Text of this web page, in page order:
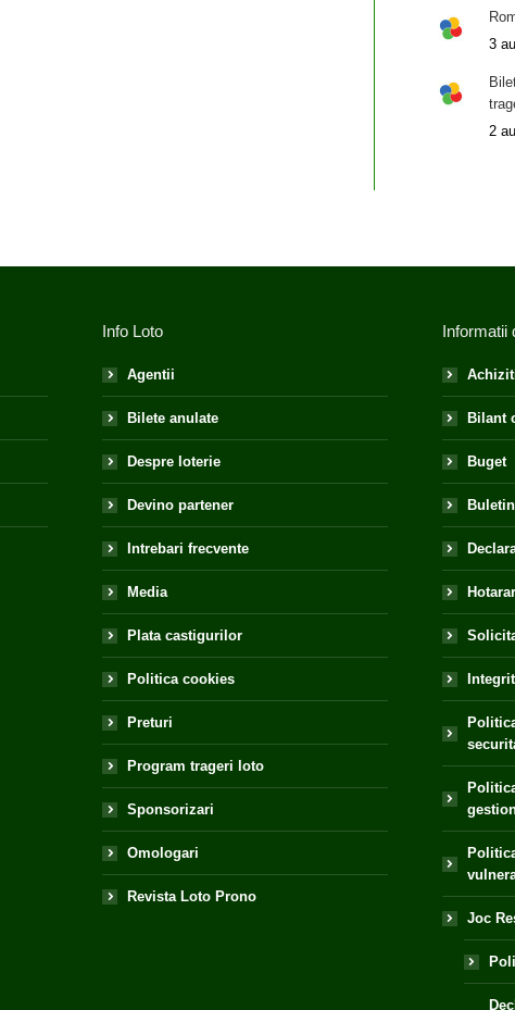
3
2
Info Loto
Agentii
Bilete anulate
Despre loterie
Devino partener
Intrebari frecvente
Media
Plata castigurilor
Politica cookies
Preturi
Program trageri loto
Sponsorizari
Omologari
Revista Loto Prono
Informatii
Bilant
Buget
Joc